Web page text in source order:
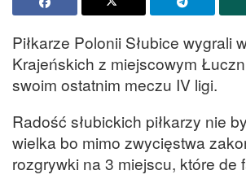
Piłkarze Polonii Słubice wygrali
Krajeńskich z miejscowym
swoim ostatnim meczu IV ligi.
Radość słubickich piłkarzy nie
wielka bo mimo zwycięstwa
rozgrywki na 3 miejscu, które de